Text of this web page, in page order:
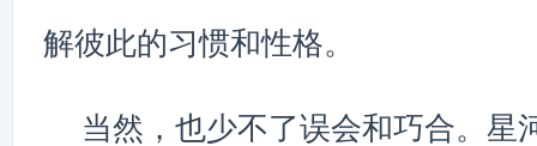
解彼此的习惯和性格。
当然，也少不了误会和巧合。星